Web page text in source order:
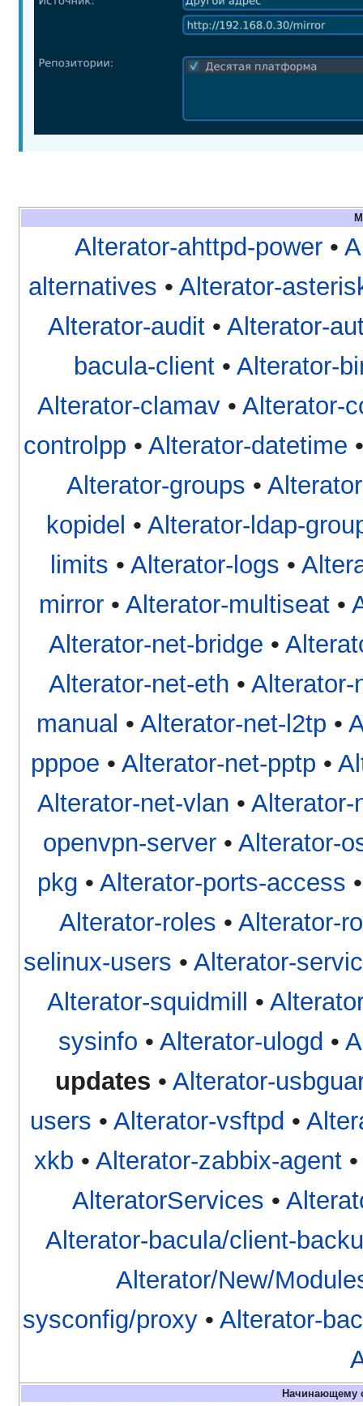
Alterator-ahttpd-power •
alternatives • Alterator-
Alterator-audit • Alterator-
bacula-client • Alterator-
Alterator-clamav • Alterator-
controlpp • Alterator-datetime
Alterator-groups •
kopidel • Alterator-ldap-
limits • Alterator-logs •
mirror• Alterator-multiseat•
Alterator-net-bridge •
Alterator-net-eth • Alterator-
manual • Alterator-net-l2tp •
pppoe • Alterator-net-pptp •
Alterator-net-vlan • Alterator-
openvpn-server• Alterator-
pkg • Alterator-ports-access
Alterator-roles • Alterator-
selinux-users • Alterator-
Alterator-squidmill •
sysinfo • Alterator-ulogd •
updates • Alterator-
users • Alterator-vsftpd •
xkb • Alterator-zabbix-agent•
AlteratorServices •
Alterator-bacula/client-
Alterator/New/
sysconfig/proxy• Alterator-
Начинающему